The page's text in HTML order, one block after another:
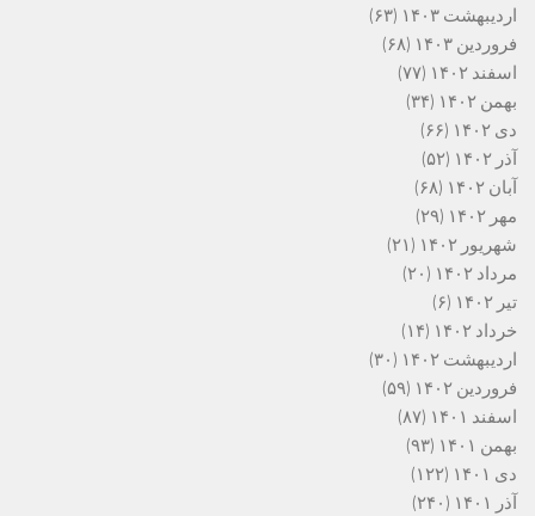
اردیبهشت ۱۴۰۳
(۶۳)
فروردین ۱۴۰۳
(۶۸)
اسفند ۱۴۰۲
(۷۷)
بهمن ۱۴۰۲
(۳۴)
دی ۱۴۰۲
(۶۶)
آذر ۱۴۰۲
(۵۲)
آبان ۱۴۰۲
(۶۸)
مهر ۱۴۰۲
(۲۹)
شهریور ۱۴۰۲
(۲۱)
مرداد ۱۴۰۲
(۲۰)
تیر ۱۴۰۲
(۶)
خرداد ۱۴۰۲
(۱۴)
اردیبهشت ۱۴۰۲
(۳۰)
فروردین ۱۴۰۲
(۵۹)
اسفند ۱۴۰۱
(۸۷)
بهمن ۱۴۰۱
(۹۳)
دی ۱۴۰۱
(۱۲۲)
آذر ۱۴۰۱
(۲۴۰)